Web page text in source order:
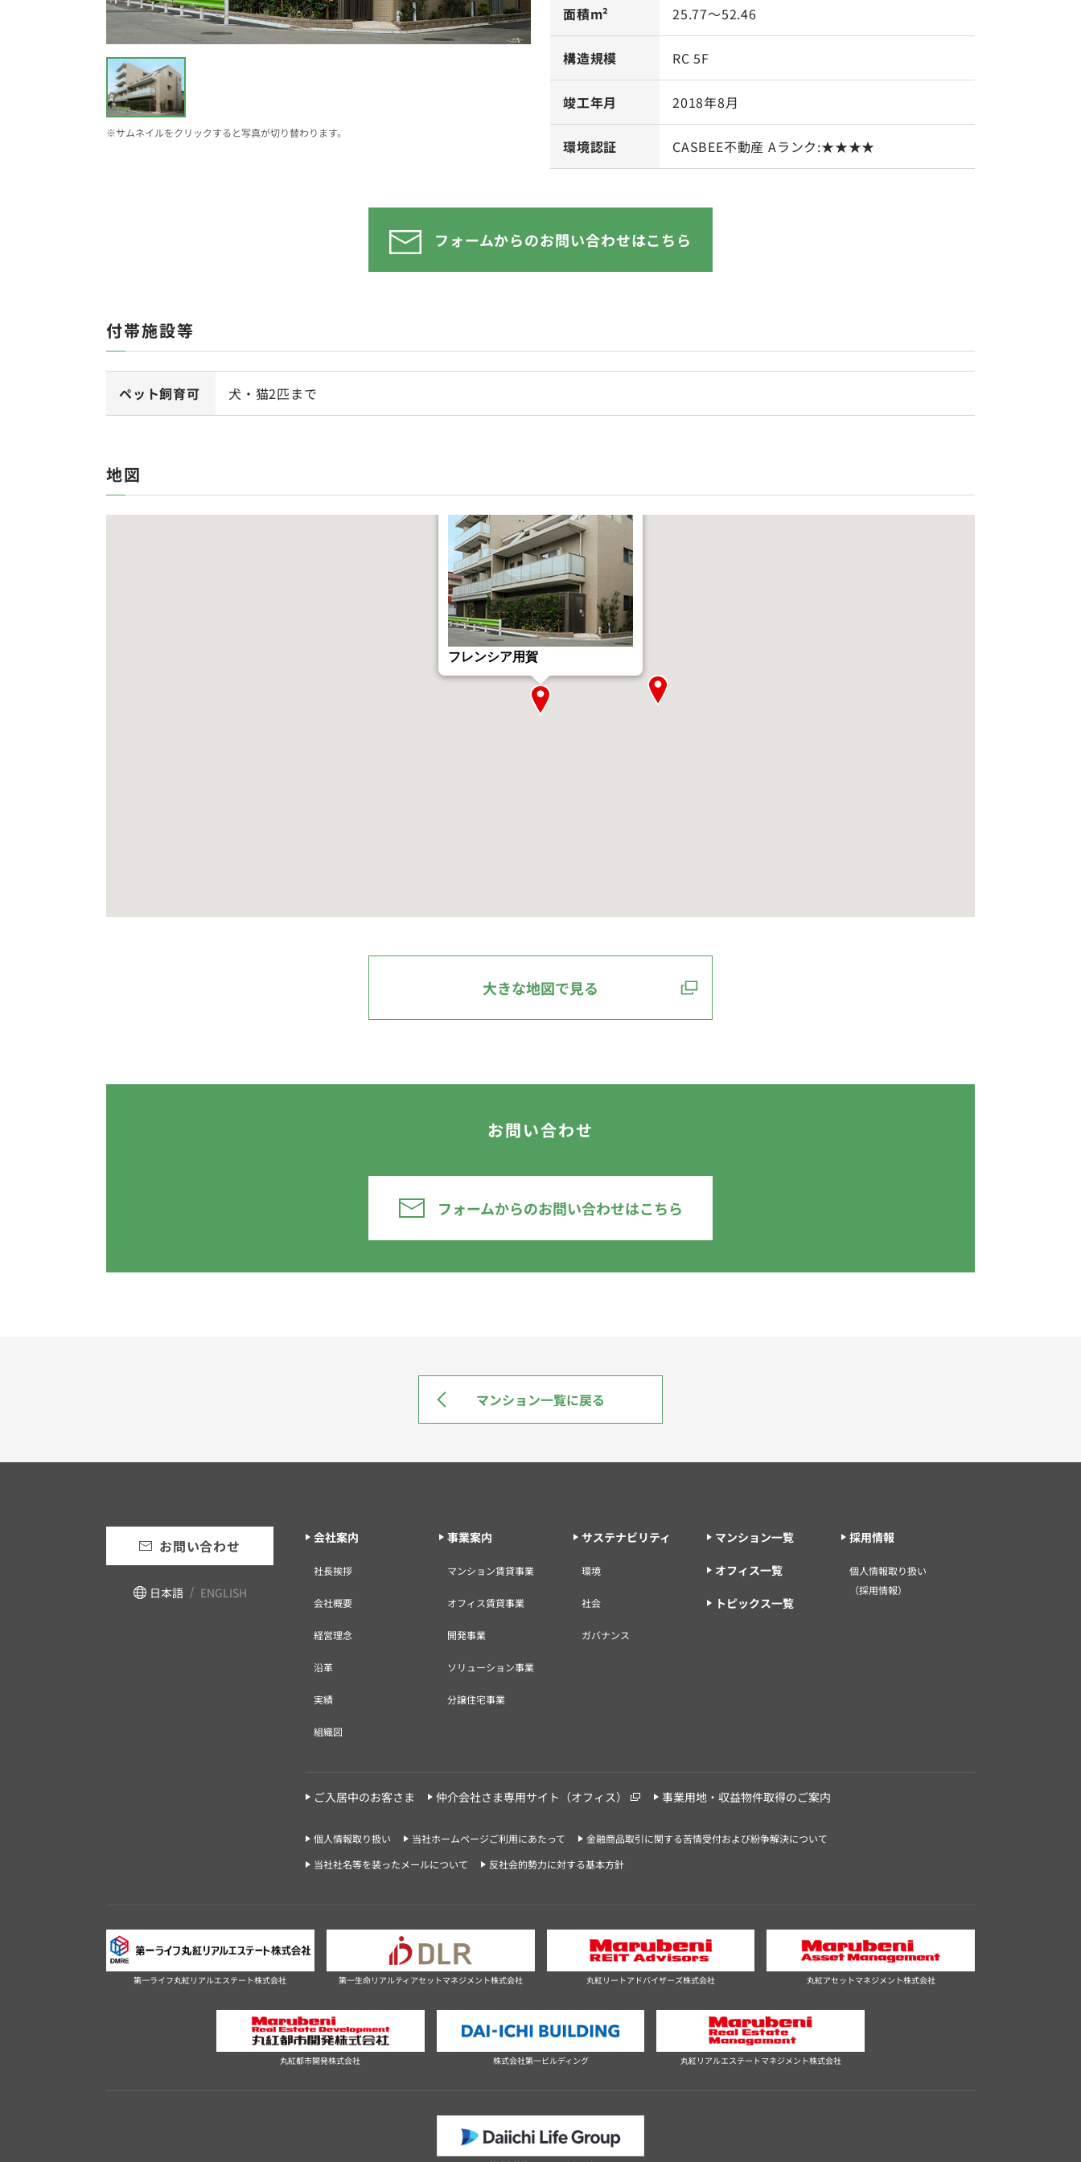
※サムネイルをクリックすると写真が切り替わります。
面積m² 25.77～52.46
構造規模 RC 5F
竣工年月 2018年8月
環境認証 CASBEE不動産 Aランク:★★★★
フォームからのお問い合わせはこちら
付帯施設等
ペット飼育可 犬・猫2匹まで
地図
フレンシア用賀
大きな地図で見る
お問い合わせ
フォームからのお問い合わせはこちら
マンション一覧に戻る
お問い合わせ
日本語 ENGLISH
会社案内
社長挨拶
会社概要
経営理念
沿革
実績
組織図
事業案内
マンション賃貸事業
オフィス賃貸事業
開発事業
ソリューション事業
分譲住宅事業
サステナビリティ
環境
社会
ガバナンス
マンション一覧
オフィス一覧
トピックス一覧
採用情報
個人情報取り扱い
（採用情報）
ご入居中のお客さま 仲介会社さま専用サイト（オフィス） 事業用地・収益物件取得のご案内
個人情報取り扱い 当社ホームページご利用にあたって
金融商品取引に関する苦情受付および紛争解決について
当社社名等を装ったメールについて
反社会的勢力に対する基本方針
第一ライフ丸紅リアルエステート株式会社 第一生命リアルティアセットマネジメント株式会社 丸紅リートアドバイザーズ株式会社 丸紅アセットマネジメント株式会社
丸紅都市開発株式会社 株式会社第一ビルディング 丸紅リアルエステートマネジメント株式会社